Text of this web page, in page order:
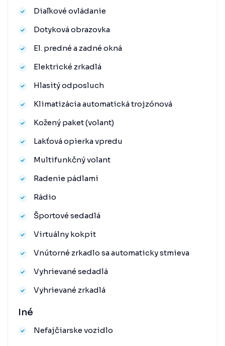
Diaľkové ovládanie
Dotyková obrazovka
El. predné a zadné okná
Elektrické zrkadlá
Hlasitý odposluch
Klimatizácia automatická trojzónová
Kožený paket (volant)
Lakťová opierka vpredu
Multifunkčný volant
Radenie pádlami
Rádio
Športové sedadlá
Virtuálny kokpit
Vnútorné zrkadlo sa automaticky stmieva
Vyhrievané sedadlá
Vyhrievané zrkadlá
Iné
Nefajčiarske vozidlo